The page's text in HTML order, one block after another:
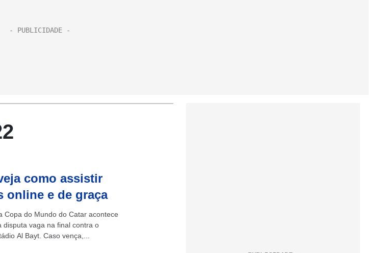
como assistir
online e de graça
Copa do Mundo do Catar acontece
vaga na final contra o
Al Bayt. Caso vença,...